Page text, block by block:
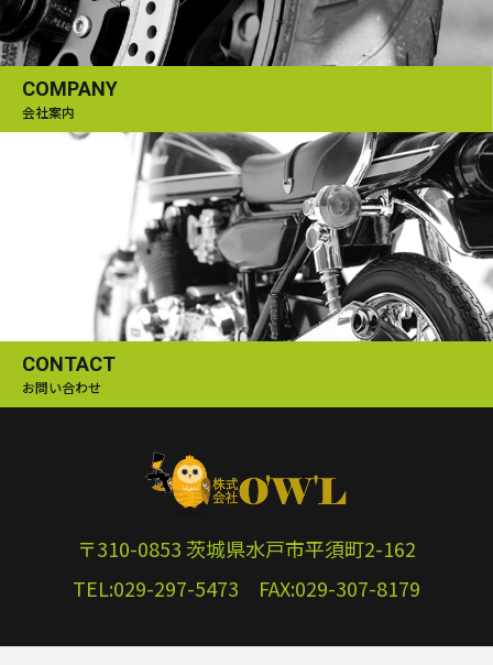
COMPANY
会社案内
CONTACT
お問い合わせ
〒310-0853 茨城県水戸市平須町2-162
TEL:029-297-5473 FAX:029-307-8179